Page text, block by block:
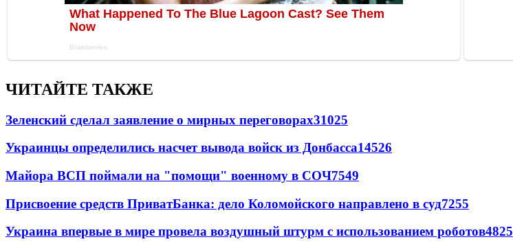
ЧИТАЙТЕ ТАКЖЕ
Зеленский сделал заявление о мирных переговорах31025
Украинцы определились насчет вывода войск из Донбасса14526
Майора ВСП поймали на "помощи" военному в СОЧ7549
Присвоение средств ПриватБанка: дело Коломойского направлено в суд7255
Украина впервые в мире провела воздушный штурм с использованием роботов4825